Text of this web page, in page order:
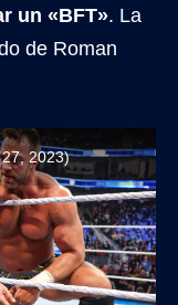
un «BFT». La
de Roman
2023)